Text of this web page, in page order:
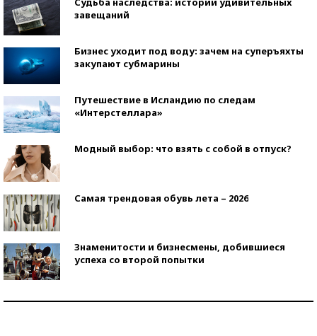
завещаний
Бизнес уходит под воду: зачем на суперъяхты
закупают субмарины
Путешествие в Исландию по следам
«Интерстеллара»
Модный выбор: что взять с собой в отпуск?
Самая трендовая обувь лета – 2026
Знаменитости и бизнесмены, добившиеся
успеха со второй попытки